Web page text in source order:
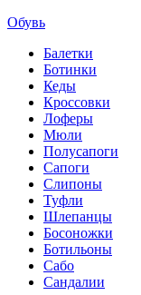
Обувь
Балетки
Ботинки
Кеды
Кроссовки
Лоферы
Мюли
Полусапоги
Сапоги
Слипоны
Туфли
Шлепанцы
Босоножки
Ботильоны
Сабо
Сандалии